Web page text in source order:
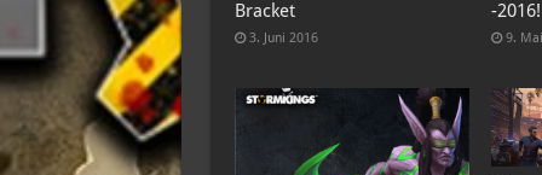
Bracket
3. Juni 2016
-2016!
9.